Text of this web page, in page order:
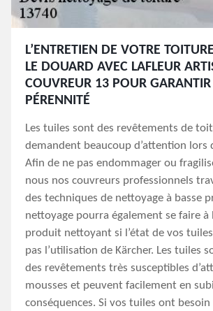
L’ENTRETIEN DE VOTRE
LE DOUARD AVEC LAFLEUR
COUVREUR 13 POUR GARANTIR
PÉRENNITÉ
Les tuiles sont des revêtements de
demandent beaucoup d’attention lors
Afin de ne pas endommager ou
nous nos couvreurs professionnels
des techniques de nettoyage à basse
nettoyage pourra également se faire à
produit nettoyant si l’état de vos
pas l’utilisation de Kärcher. Les tuiles
des revêtements très susceptibles
mousses et peuvent facilement en
conséquences. Si vos tuiles ont